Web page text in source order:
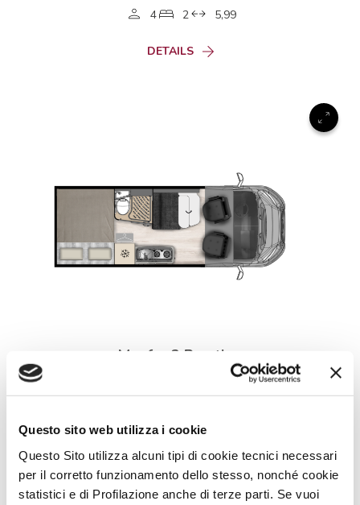
Questo sito web utilizza i cookie
Questo Sito utilizza alcuni tipi di cookie tecnici necessari
per il corretto funzionamento dello stesso, nonché cookie
statistici e di Profilazione anche di terze parti. Se vuoi
4 2 5,99
DETAILS
Menfys 3 Prestige
5,99